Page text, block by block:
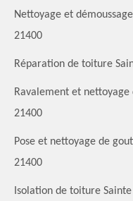
Nettoyage et
21400
Réparation de toiture
Ravalement et nettoyage
21400
Pose et nettoyage de
21400
Isolation de toiture